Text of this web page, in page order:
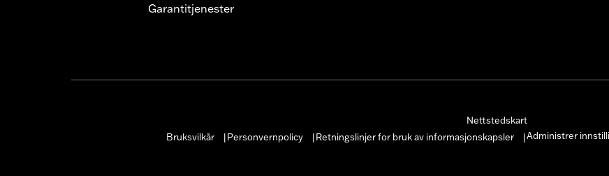
Garantitjenester
Nettstedskart
Bruksvilkår
Personvernpolicy Retningslinjer for bruk av informasjonskapsler Administrer